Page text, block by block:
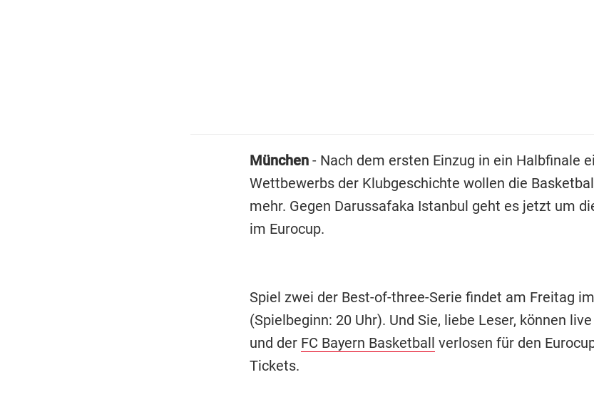
München- Nach dem ersten Einzug in ein Halbfinale
Wettbewerbs der Klubgeschichte wollen die
mehr. Gegen Darussafaka Istanbul geht es jetzt um
im Eurocup.
Spiel zwei der Best-of-three-Serie findet am Freitag im
(Spielbeginn: 20 Uhr). Und Sie, liebe Leser, können
und der FC Bayern Basketball verlosen für den
Tickets.